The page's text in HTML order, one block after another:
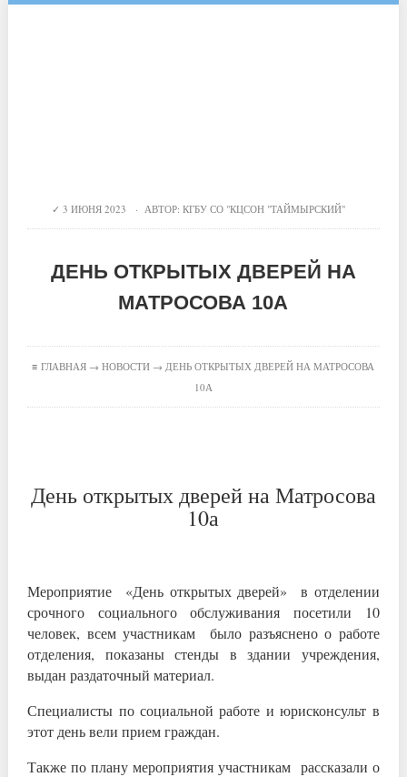
3 ИЮНЯ 2023 · АВТОР: КГБУ СО "КЦСОН "ТАЙМЫРСКИЙ"
ДЕНЬ ОТКРЫТЫХ ДВЕРЕЙ НА
МАТРОСОВА 10А
≡ГЛАВНАЯ →НОВОСТИ → ДЕНЬ ОТКРЫТЫХ ДВЕРЕЙ НА МАТРОСОВА
10А
День открытых дверей на Матросова
10а
Мероприятие «День открытых дверей» в отделении
срочного социального обслуживания посетили 10
человек, всем участникам было разъяснено о работе
отделения, показаны стенды в здании учреждения,
выдан раздаточный материал.
Специалисты по социальной работе и юрисконсульт в
этот день вели прием граждан.
Также по плану мероприятия участникам рассказали о